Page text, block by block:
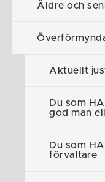
Äldre och
Aktuellt
Du som
god man
Du som
förvaltare
Användarmanual
Länk till Mitt
Hur får jag